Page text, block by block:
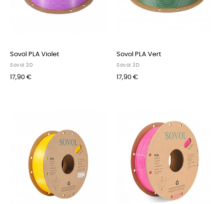
Sovol PLA Violet
Sovol 3D
17,90 €
Sovol PLA Vert
Sovol 3D
17,90 €